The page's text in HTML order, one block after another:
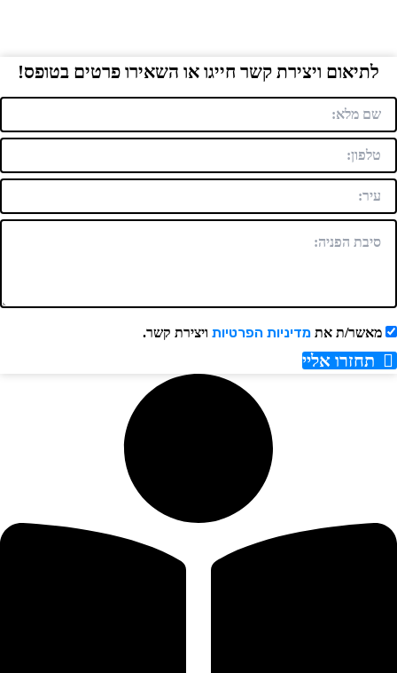
לתיאום ויצירת קשר חייגו או השאירו פרטים בטופס!
מאשר/ת אתמדיניות הפרטיותויצירת קשר.
תחזרו אליי